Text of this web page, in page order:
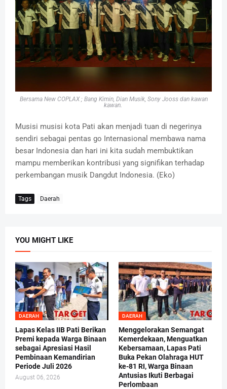
Bersama New COPLAX ; Bang Kimin, Dian Musik, Sony Jooss dan kawan
kawan.
Musisi musisi kota Pati akan menjadi tuan di negerinya
sendiri sebagai pentas go Internasional membawa nama
besar Indonesia dan hari ini kita sudah membuktikan
mampu memberikan kontribusi yang signifikan terhadap
perkembangan musik Dangdut Indonesia. (Eko)
Tags Daerah
YOU MIGHT LIKE
DAERAH
Lapas Kelas IIB Pati Berikan
Premi kepada Warga Binaan
sebagai Apresiasi Hasil
Pembinaan Kemandirian
Periode Juli 2026
August 06, 2026
DAERAH
Menggelorakan Semangat
Kemerdekaan, Menguatkan
Kebersamaan, Lapas Pati
Buka Pekan Olahraga HUT
ke-81 RI, Warga Binaan
Antusias Ikuti Berbagai
Perlombaan